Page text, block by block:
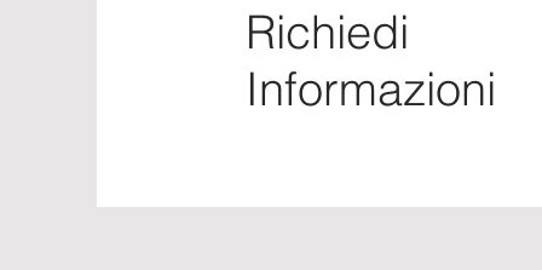
Richiedi
Informazioni